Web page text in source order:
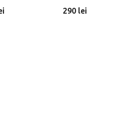
HABYS®
290 lei